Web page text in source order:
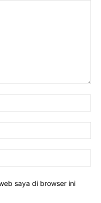
saya di browser ini